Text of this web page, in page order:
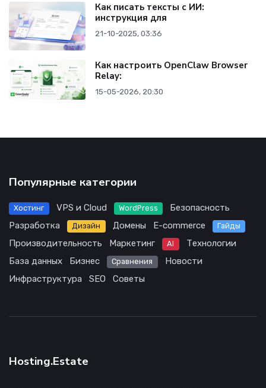
Как писать тексты с ИИ:
инструкция для
21-10-2025, 03:36
Как настроить OpenClaw Browser
Relay:
15-05-2026, 20:30
Популярные категории
Хостинг VPS и Cloud WordPress
Безопасность
Разработка
Дизайн Домены E-commerce Гайды
Производительность Маркетинг AI
Технологии
База данных
Бизнес Сравнения
Новости
Инфраструктура
SEO Советы
Hosting.Estate